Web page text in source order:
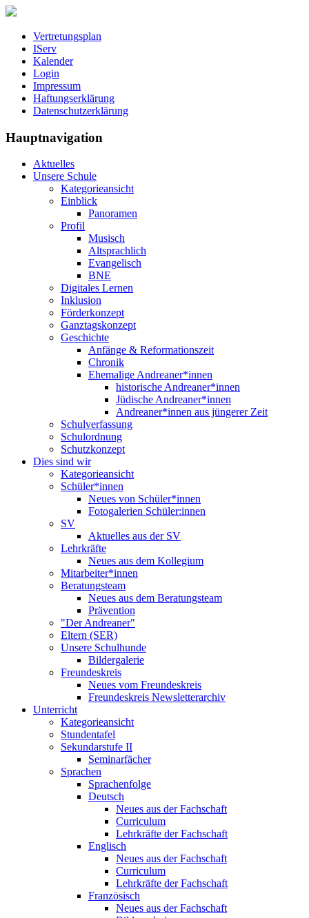
Vertretungsplan
IServ
Kalender
Login
Impressum
Haftungserklärung
Datenschutzerklärung
Hauptnavigation
Aktuelles
Unsere Schule
Kategorieansicht
Einblick
Panoramen
Profil
Musisch
Altsprachlich
Evangelisch
BNE
Digitales Lernen
Inklusion
Förderkonzept
Ganztagskonzept
Geschichte
Anfänge & Reformationszeit
Chronik
Ehemalige Andreaner*innen
historische Andreaner*innen
Jüdische Andreaner*innen
Andreaner*innen aus jüngerer Zeit
Schulverfassung
Schulordnung
Schutzkonzept
Dies sind wir
Kategorieansicht
Schüler*innen
Neues von Schüler*innen
Fotogalerien Schüler:innen
SV
Aktuelles aus der SV
Lehrkräfte
Neues aus dem Kollegium
Mitarbeiter*innen
Beratungsteam
Neues aus dem Beratungsteam
Prävention
"Der Andreaner"
Eltern (SER)
Unsere Schulhunde
Bildergalerie
Freundeskreis
Neues vom Freundeskreis
Freundeskreis Newsletterarchiv
Unterricht
Kategorieansicht
Stundentafel
Sekundarstufe II
Seminarfächer
Sprachen
Sprachenfolge
Deutsch
Neues aus der Fachschaft
Curriculum
Lehrkräfte der Fachschaft
Englisch
Neues aus der Fachschaft
Curriculum
Lehrkräfte der Fachschaft
Französisch
Neues aus der Fachschaft